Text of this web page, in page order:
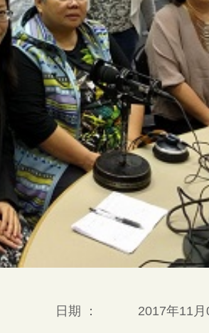
日期 ： 2017年11